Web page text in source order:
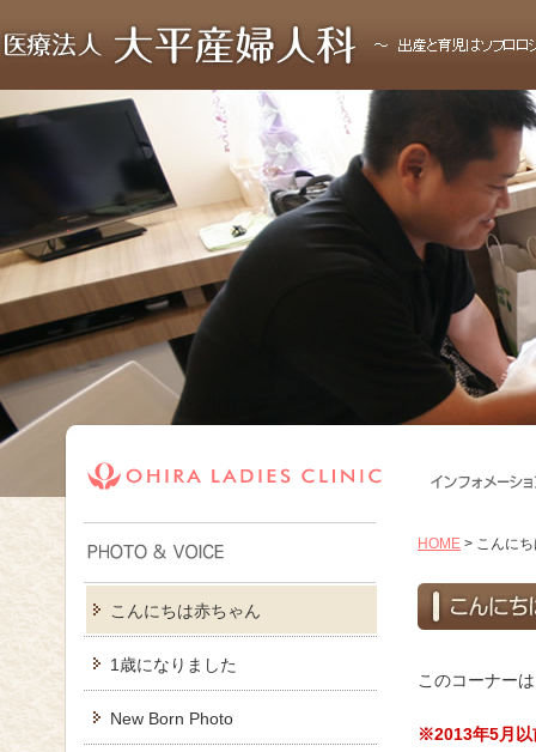
こんにちは赤ちゃん
1歳になりました
New Born Photo
HOME > こんに
このコーナー
※2013年5月以